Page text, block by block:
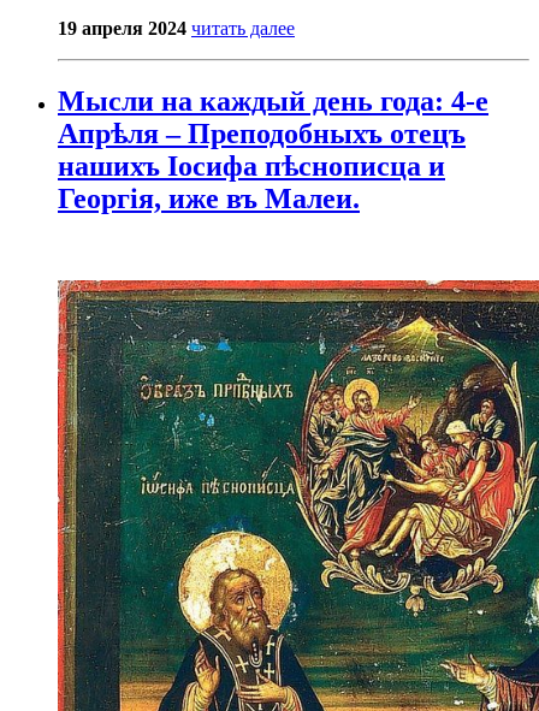
19 апреля 2024 читать далее
Мысли на каждый день года: 4-е
Апрѣля – Преподобныхъ отецъ
нашихъ Іосифа пѣснописца и
Георгія, иже въ Малеи.